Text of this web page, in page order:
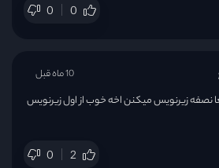
0 0
نصفه زیرنویس میکنن اخه خوب از اول زیرنویس
0 2
10 ماه قبل